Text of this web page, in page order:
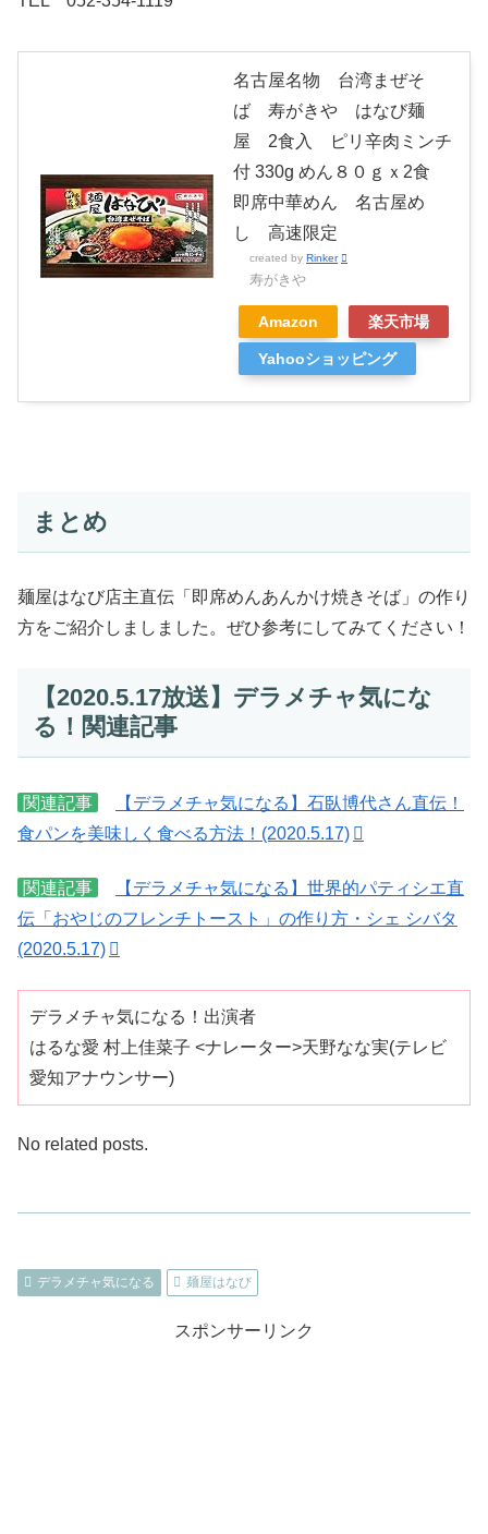
名古屋名物 台湾まぜそ
ば 寿がきや はなび麺
屋 2食入 ピリ辛肉ミンチ
付 330g めん８０ｇｘ2食
即席中華めん 名古屋め
し 高速限定
created by Rinker
寿がきや
Amazon 楽天市場
Yahooショッピング
まとめ
麺屋はなび店主直伝「即席めんあんかけ焼きそば」の作り
方をご紹介しましました。ぜひ参考にしてみてください！
【2020.5.17放送】デラメチャ気にな
る！関連記事
関連記事
【デラメチャ気になる】石臥博代さん直伝！
食パンを美味しく食べる方法！(2020.5.17)
関連記事
【デラメチャ気になる】世界的パティシエ直
伝「おやじのフレンチトースト」の作り方・シェ シバタ
(2020.5.17)
デラメチャ気になる！出演者
はるな愛 村上佳菜子 <ナレーター>天野なな実(テレビ
愛知アナウンサー)
No related posts.
デラメチャ気になる 麺屋はなび
スポンサーリンク